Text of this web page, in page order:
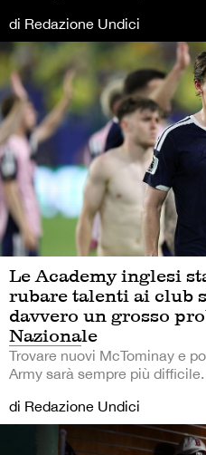
di Redazione Undici
Le Academy inglesi
rubare talenti ai club
davvero un grosso
Nazionale
Trovare nuovi McTominay e
Army sarà sempre più difficile.
di Redazione Undici